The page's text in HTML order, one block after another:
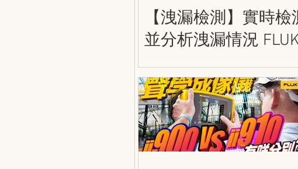
【洩漏檢測】實時檢
並分析洩漏情況
ii910 精密聲波成像儀